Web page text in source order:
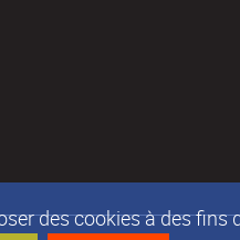
des cookies à des